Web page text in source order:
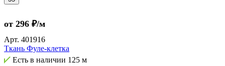
от 296 ₽/м
Арт. 401916
Ткань Фуле-клетка
Есть в наличии 125 м